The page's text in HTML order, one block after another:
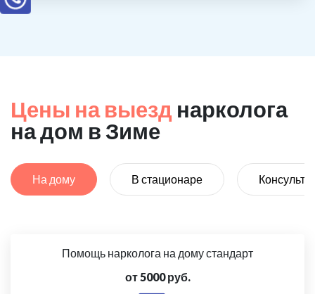
Цены на выезд нарколога
на дом в Зиме
На дому В стационаре
Помощь нарколога на дому стандарт
от 5000 руб.